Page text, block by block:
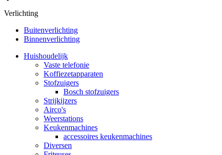
Verlichting
Buitenverlichting
Binnenverlichting
Huishoudelijk
Vaste telefonie
Koffiezetapparaten
Stofzuigers
Bosch stofzuigers
Strijkijzers
Airco's
Weerstations
Keukenmachines
accessoires keukenmachines
Diversen